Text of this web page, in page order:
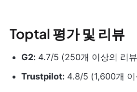
Toptal 평가 및 리뷰
G2: 4.7/5 (250개 이상의 리
Trustpilot: 4.8/5 (1,600개